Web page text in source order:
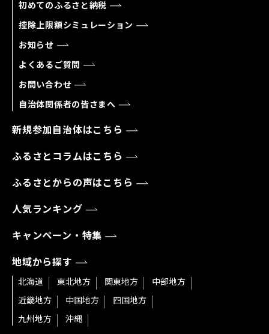
初めてのふるさと納税
控除上限額シミュレーション
お知らせ
よくあるご質問
お問い合わせ
自治体関係者の皆さまへ
新規参加自治体はこちら
ふるさとコラムはこちら
ふるさとからの声はこちら
人気ランキング
キャンペーン・特集
地域から探す
北海道 東北地方 関東地方
中部地方
近畿地方
中国地方
四国地方
九州地方
沖縄